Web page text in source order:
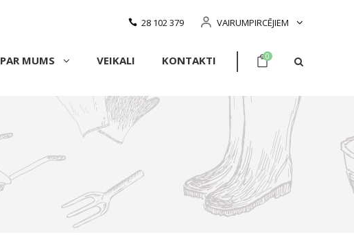
28 102 379 VAIRUMPIRCĒJIEM
PAR MUMS VEIKALI KONTAKTI 0